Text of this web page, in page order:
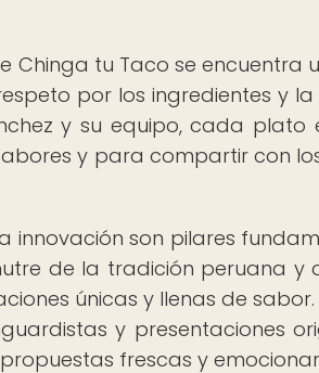
Chinga tu Taco se
por los ingredientes y
y su equipo, cada
y para compartir con
innovación son pilares
de la tradición peruana
únicas y llenas de
y presentaciones
frescas y